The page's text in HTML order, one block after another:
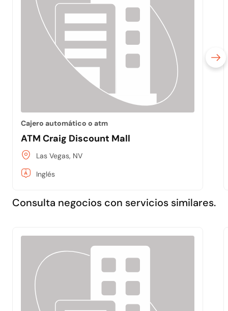
Cajero automático o atm
ATM Craig Discount Mall
Las Vegas, NV
Inglés
Consulta negocios con servicios similares.